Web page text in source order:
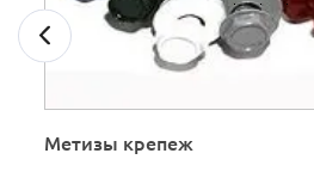
Метизы крепеж